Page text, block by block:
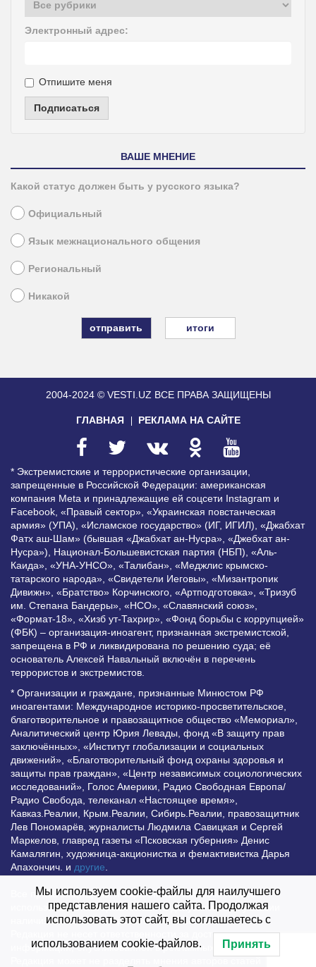
Электронный адрес:
Отпишите меня
Подписаться
ВАШЕ МНЕНИЕ
Какой статус должен быть у русского языка?
Официальный
Язык межнационального общения
Региональный
Никакой
итоги
2004-2024 © VESTI.UZ ВСЕ ПРАВА ЗАЩИЩЕНЫ
ГЛАВНАЯ РЕКЛАМА НА САЙТЕ
* Экстремистские и террористические организации,
запрещенные в Российской Федерации: американская
компания Meta и принадлежащие ей соцсети Instagram и
Facebook, «Правый сектор», «Украинская повстанческая
армия» (УПА), «Исламское государство» (ИГ, ИГИЛ), «Джабхат
Фатх аш-Шам» (бывшая «Джабхат ан-Нусра», «Джебхат ан-
Нусра»), Национал-Большевистская партия (НБП), «Аль-
Каида», «УНА-УНСО», «Талибан», «Меджлис крымско-
татарского народа», «Свидетели Иеговы», «Мизантропик
Дивижн», «Братство» Корчинского, «Артподготовка», «Тризуб
им. Степана Бандеры», «НСО», «Славянский союз»,
«Формат-18», «Хизб ут-Тахрир», «Фонд борьбы с коррупцией»
(ФБК) – организация-иноагент, признанная экстремистской,
запрещена в РФ и ликвидирована по решению суда; её
основатель Алексей Навальный включён в перечень
террористов и экстремистов.
* Организации и граждане, признанные Минюстом РФ
иноагентами: Международное историко-просветительское,
благотворительное и правозащитное общество «Мемориал»,
Аналитический центр Юрия Левады, фонд «В защиту прав
заключённых», «Институт глобализации и социальных
движений», «Благотворительный фонд охраны здоровья и
защиты прав граждан», «Центр независимых социологических
исследований», Голос Америки, Радио Свободная Европа/
Радио Свобода, телеканал «Настоящее время»,
Кавказ.Реалии, Крым.Реалии, Сибирь.Реалии, правозащитник
Лев Пономарёв, журналисты Людмила Савицкая и Сергей
Маркелов, главред газеты «Псковская губерния» Денис
Камалягин, художница-акционистка и фемактивистка Дарья
Апахончич. и другие
Все права защищены и охраняются законом. Любое
использование материалов сайта допустимо при условии
наличия активной гиперссылки на Vesti.UZ.
Редакция не несет ответственности за достоверность
информации, опубликованной в рекламных объявлениях.
Мы используем cookie-файлы для наилучшего
представления нашего сайта. Продолжая
использовать этот сайт, вы соглашаетесь с
использованием cookie-файлов. Принять